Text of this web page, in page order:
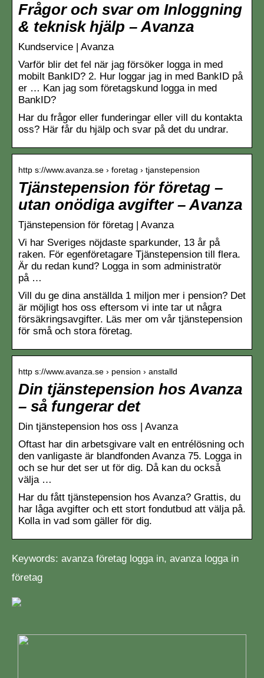
Frågor och svar om Inloggning
& teknisk hjälp – Avanza
Kundservice | Avanza
Varför blir det fel när jag försöker logga in med
mobilt BankID? 2. Hur loggar jag in med BankID på
er … Kan jag som företagskund logga in med
BankID?
Har du frågor eller funderingar eller vill du kontakta
oss? Här får du hjälp och svar på det du undrar.
http s://www.avanza.se › foretag › tjanstepension
Tjänstepension för företag –
utan onödiga avgifter – Avanza
Tjänstepension för företag | Avanza
Vi har Sveriges nöjdaste sparkunder, 13 år på
raken. För egenföretagare Tjänstepension till flera.
Är du redan kund? Logga in som administratör
på …
Vill du ge dina anställda 1 miljon mer i pension? Det
är möjligt hos oss eftersom vi inte tar ut några
försäkringsavgifter. Läs mer om vår tjänstepension
för små och stora företag.
http s://www.avanza.se › pension › anstalld
Din tjänstepension hos Avanza
– så fungerar det
Din tjänstepension hos oss | Avanza
Oftast har din arbetsgivare valt en entrélösning och
den vanligaste är blandfonden Avanza 75. Logga in
och se hur det ser ut för dig. Då kan du också
välja …
Har du fått tjänstepension hos Avanza? Grattis, du
har låga avgifter och ett stort fondutbud att välja på.
Kolla in vad som gäller för dig.
Keywords: avanza företag logga in, avanza logga in
företag